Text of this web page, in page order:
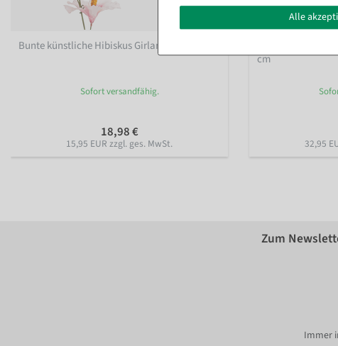
Bunte künstliche Hibiskus Girlande 180 cm
Sofort versandfähig.
18,98 €
15,95 EUR zzgl. ges. MwSt.
cm
32,95
Zum
Immer
Alle